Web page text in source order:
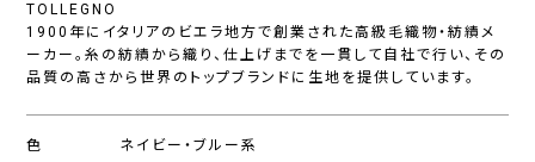
TOLLEGNO
1900年にイタリアのビエラ地方で創業された高級毛織物・紡績メ
ーカー。糸の紡績から織り、仕上げまでを一貫して自社で行い、その
品質の高さから世界のトップブランドに生地を提供しています。
色 ネイビー・ブルー系